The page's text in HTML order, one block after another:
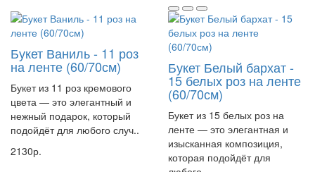
Букет Ваниль - 11 роз
на ленте (60/70см)
Букет из 11 роз кремового
цвета — это элегантный и
нежный подарок, который
подойдёт для любого случ..
2130р.
Букет Белый бархат -
15 белых роз на ленте
(60/70см)
Букет из 15 белых роз на
ленте — это элегантная и
изысканная композиция,
которая подойдёт для